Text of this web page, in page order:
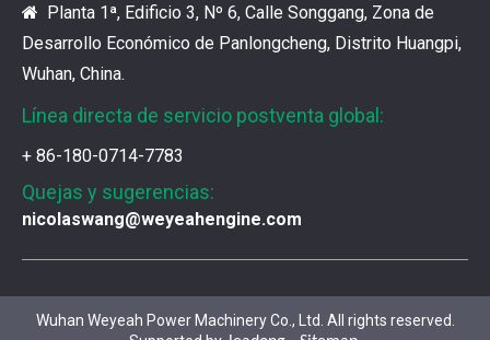
Chaquetas de aislamiento del generador de gases de Jenbacher
Ya sea que su motor funcione con diesel, petróleo
 Planta 1ª, Edificio 3, Nº 6, Calle Songgang, Zona de
Desarrollo Económico de Panlongcheng, Distrito Huangpi,
Wuhan, China.
Línea directa de servicio postventa global:
+ 86-180-0714-7783
Quejas y sugerencias:
nicolaswang@weyeahengine.com
Wuhan Weyeah Power Machinery Co., Ltd. All rights reserved.